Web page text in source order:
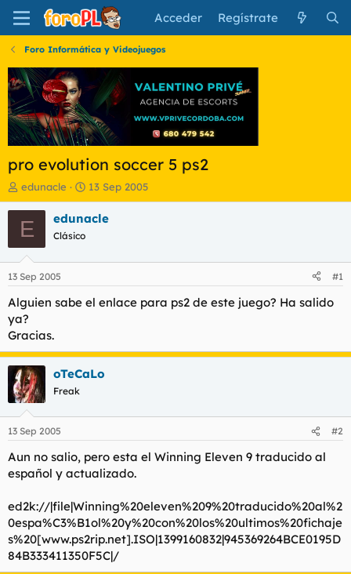
Acceder Regístrate
Foro Informática y Videojuegos
pro evolution soccer 5 ps2
I
n
i
c
a
d
o
r
d
e
l
t
e
m
a
edunacle
F
e
c
i
n
o
13 Sep 2005
E edunacle
Clásico
13 Sep 2005 #1
Alguien sabe el enlace para ps2 de este juego? Ha salido
ya?
Gracias.
oTeCaLo
Freak
13 Sep 2005 #2
Aun no salio, pero esta el Winning Eleven 9 traducido al
español y actualizado.
ed2k://|file|Winning%20eleven%209%20traducido%20al%2
0espa%C3%B1ol%20y%20con%20los%20ultimos%20fichaje
s%20[www.ps2rip.net].ISO|1399160832|945369264BCE0195D
84B333411350F5C|/